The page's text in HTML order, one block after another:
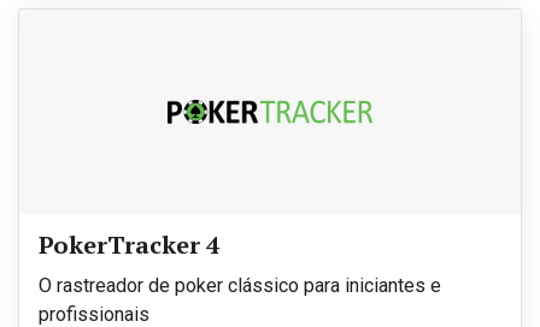
PokerTracker 4
O rastreador de poker clássico para iniciantes e
profissionais